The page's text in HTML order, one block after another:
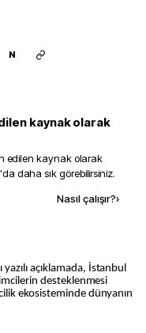
N
kaynak olarak
edilen kaynak olarak
daha sık görebilirsiniz.
Nasıl çalışır?›
açıklamada, İstanbul
desteklenmesi
ekosisteminde dünyanın